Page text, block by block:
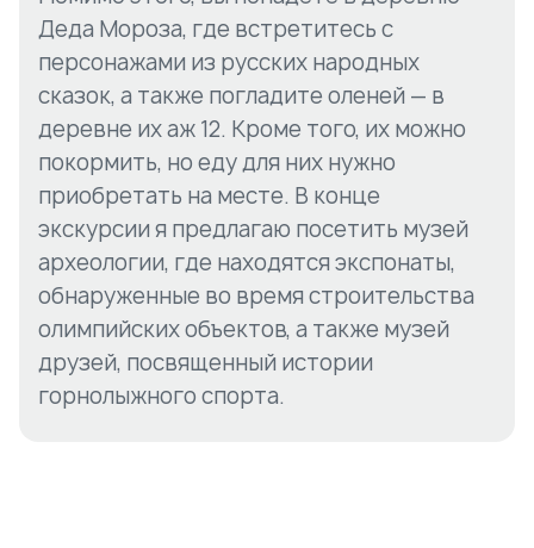
Деда Мороза, где встретитесь с
персонажами из русских народных
сказок, а также погладите оленей — в
деревне их аж 12. Кроме того, их можно
покормить, но еду для них нужно
приобретать на месте. В конце
экскурсии я предлагаю посетить музей
археологии, где находятся экспонаты,
обнаруженные во время строительства
олимпийских объектов, а также музей
друзей, посвященный истории
горнолыжного спорта.